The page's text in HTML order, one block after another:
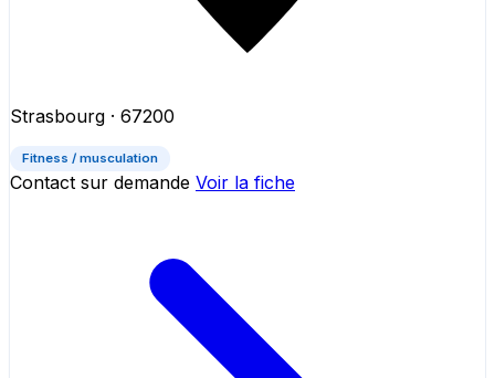
Strasbourg · 67200
Fitness / musculation
Contact sur demande Voir la fiche